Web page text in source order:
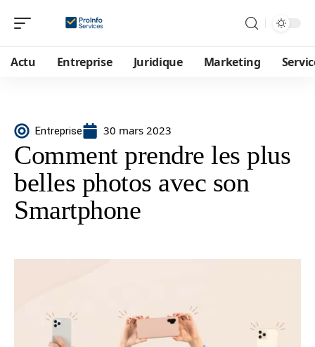
Actu Entreprise Juridique Marketing
Entreprise 30 mars 2023
Comment prendre les plus
belles photos avec son
Smartphone